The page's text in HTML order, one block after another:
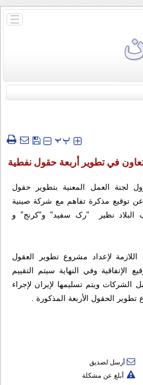
باز
‍‍‍ پپ
في تطویر أربعة حقول نفطیة
لجنة العمل المعنیة بتطویر حقول
توقیع مذکرة تفاهم مع شرکة صینیة
البلاد نظیر "رک سفید" و"کرنج" و
لإعداد مشروع تطویر العقول
الإتفاقیة وفي النهایة سیتم التقییم
الشرکات ویتم تسلیمها لإيران لإجراء
الحقول الأربعة المذکورة .
أرسل لصديق
أبلغ عن مشكلة